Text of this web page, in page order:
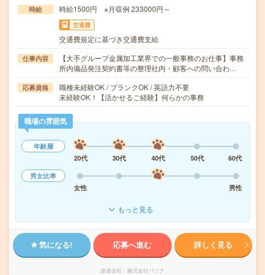
時給 時給1500円 ※月収例 233000円～
交通費
交通費規定に基づき交通費支給
仕事内容
【大手グループ金属加工業界での一般事務のお仕事】事務
所内備品発注契約書等の整理社内・顧客への問い合わ…
応募資格
職種未経験OK / ブランクOK / 英語力不要
未経験OK！【活かせるご経験】何らかの事務
職場の雰囲気
年齢層
20代
30代 40代 50代
60代
男女比率
女性
男性
もっと見る
気になる! 応募へ進む 詳しく見る
派遣会社 株式会社パソナ